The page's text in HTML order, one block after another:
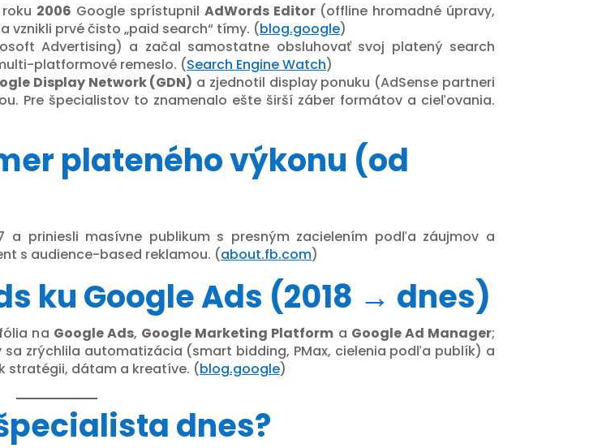
2006 Google sprístupnil AdWords Editor(offline hromadné úpravy,
prvé čisto „paid search“ tímy. (blog.google)
Advertising) a začal samostatne obsluhovať svoj platený search
platformové remeslo. (Search Engine Watch)
Display Network (GDN) a zjednotil display ponuku (AdSense partneri
Pre špecialistov to znamenalo ešte širší záber formátov a cieľovania.
plateného výkonu (od
priniesli masívne publikum s presným zacielením podľa záujmov a
s audience-based reklamou. (about.fb.com)
ku Google Ads (2018 → dnes)
na Google Ads, Google Marketing Platform a Google Ad Manager;
zrýchlila automatizácia (smart bidding, PMax, cielenia podľa publík) a
stratégii, dátam a kreatíve. (blog.google)
dnes?